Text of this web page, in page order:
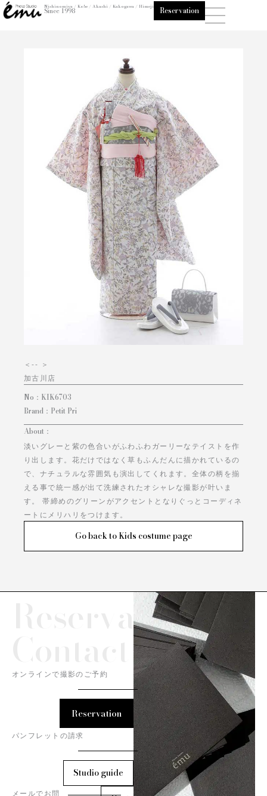
内
容
Nishinomiya / Kobe / Akashi / Kakogawa / Himeji
Since 1998 Reservation
＜-- ＞
加古川店
No： KIK6703
Brand： Petit Pri
About：
淡いグレーと紫の色合いがふわふわガーリーなテイストを作
り出します。花だけではなく草もふんだんに描かれているの
で、ナチュラルな雰囲気も演出してくれます。全体の柄を揃
える事で統一感が出て洗練されたオシャレな撮影が叶いま
す。 帯締めのグリーンがアクセントとなりぐっとコーディネ
ートにメリハリをつけます。
Go back to Kids costume page
Reservation/
オンラインで撮影のご予約
Reservation
パンフレットの請求
Studio guide
メールでお問